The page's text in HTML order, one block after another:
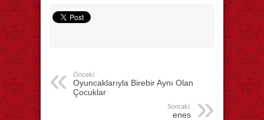
Önceki:
Oyuncaklarıyla Birebir Aynı Olan
Çocuklar
Sonraki:
enes